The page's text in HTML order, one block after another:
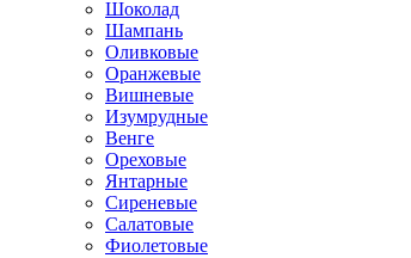
Шоколад
Шампань
Оливковые
Оранжевые
Вишневые
Изумрудные
Венге
Ореховые
Янтарные
Сиреневые
Салатовые
Фиолетовые